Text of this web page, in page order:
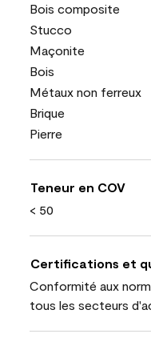
Bois composite
Stucco
Maçonite
Bois
Métaux non ferreux
Brique
Pierre
Teneur en COV
< 50
Certifications et
Conformité aux
tous les secteurs